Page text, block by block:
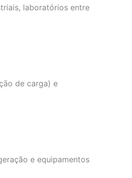
laboratórios entre
de carga) e
e equipamentos